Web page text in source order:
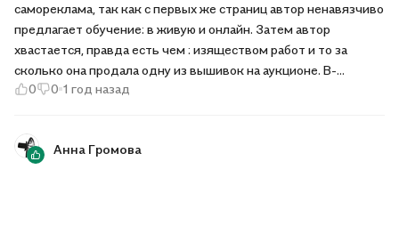
самореклама, так как с первых же страниц автор ненавязчиво
предлагает обучение: в живую и онлайн. Затем автор
хвастается, правда есть чем : изяществом работ и то за
сколько она продала одну из вышивок на аукционе. В-
третьих, дразнится. Да, она делится приемами для работы-
создания дизайна «Скабиоза» (практика), а после этого в
разделе, который называет «для вдохновения» просто
0 0 1 год назад
Анна Громова